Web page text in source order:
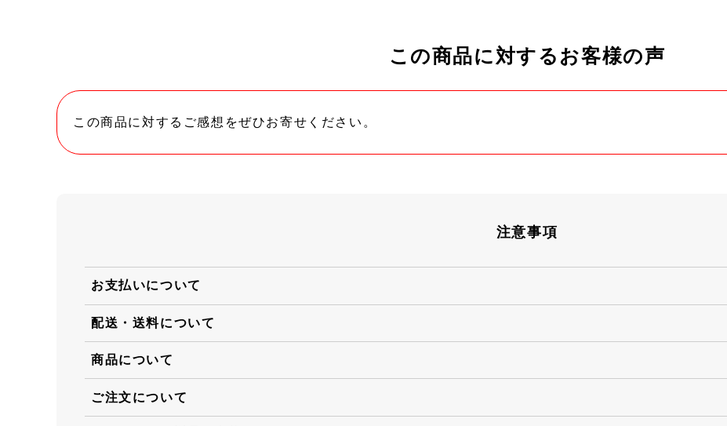
この商品に対するお客様の声
この商品に対するご感想をぜひお寄せください。
注意事項
お支払いについて
配送・送料について
商品について
ご注文について